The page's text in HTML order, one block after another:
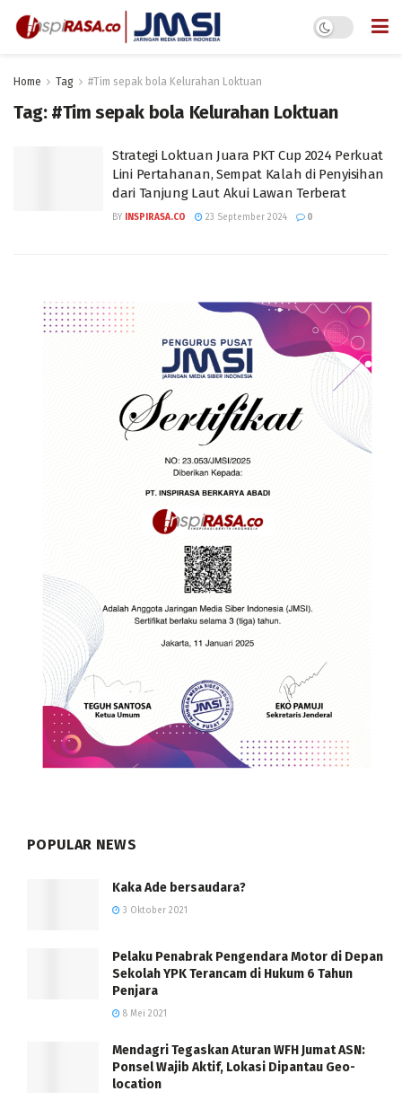
Home Tag #Tim sepak bola Kelurahan Loktuan
Tag: #Tim sepak bola Kelurahan Loktuan
Strategi Loktuan Juara PKT Cup 2024 Perkuat
Lini Pertahanan, Sempat Kalah di Penyisihan
dari Tanjung Laut Akui Lawan Terberat
BY INSPIRASA.CO 23 September 2024 0
POPULAR NEWS
Kaka Ade bersaudara?
3 Oktober 2021
Pelaku Penabrak Pengendara Motor di Depan
Sekolah YPK Terancam di Hukum 6 Tahun
Penjara
8 Mei 2021
Mendagri Tegaskan Aturan WFH Jumat ASN:
Ponsel Wajib Aktif, Lokasi Dipantau Geo-
location